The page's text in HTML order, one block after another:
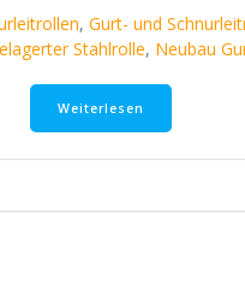
, Gurt- und
Stahlrolle, Neubau
Weiterlesen